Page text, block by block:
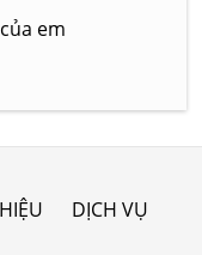
em
DỊCH VỤ